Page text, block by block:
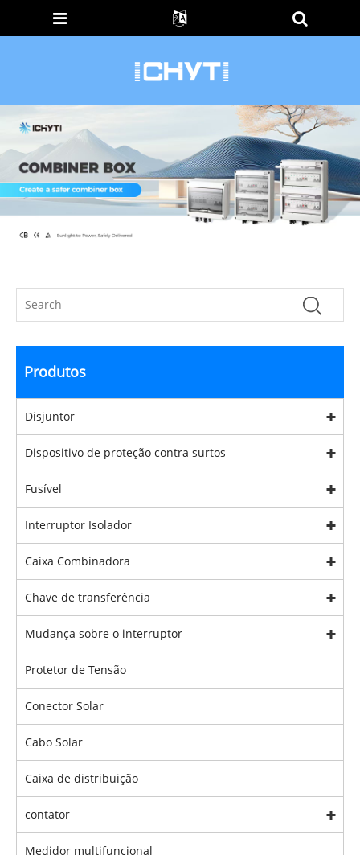
Produtos
Disjuntor
Dispositivo de proteção contra surtos
Fusível
Interruptor Isolador
Caixa Combinadora
Chave de transferência
Mudança sobre o interruptor
Protetor de Tensão
Conector Solar
Cabo Solar
Caixa de distribuição
contator
Medidor multifuncional